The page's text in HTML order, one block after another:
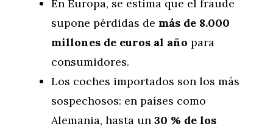
En Europa, se estima que el fraude
supone pérdidas de más de 8.000
millones de euros al año para
consumidores.
Los coches importados son los más
sospechosos: en países como
Alemania, hasta un 30 % de los